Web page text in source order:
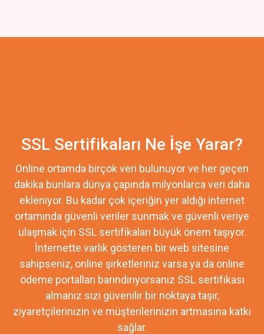
SSL Sertifikaları Ne İşe Yarar?
Online ortamda birçok veri bulunuyor ve her geçen
dakika bunlara dünya çapında milyonlarca veri daha
ekleniyor. Bu kadar çok içeriğin yer aldığı internet
ortamında güvenli veriler sunmak ve güvenli veriye
ulaşmak için SSL sertifikaları büyük önem taşıyor.
İnternette varlık gösteren bir web sitesine
sahipseniz, online şirketleriniz varsa ya da online
ödeme portalları barındırıyorsanız SSL sertifikası
almanız sizi güvenilir bir noktaya taşır,
ziyaretçilerinizin ve müşterilerinizin artmasına katkı
sağlar.